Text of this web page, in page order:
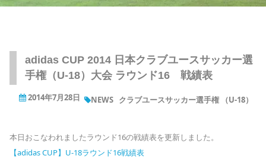
adidas CUP 2014 日本クラブユースサッカー選
手権（U-18）大会 ラウンド16 戦績表
2014年7月28日 NEWS クラブユースサッカー選手権 （U-18）
本日おこなわれましたラウンド16の戦績表を更新しました。
【adidas CUP】U-18ラウンド16戦績表